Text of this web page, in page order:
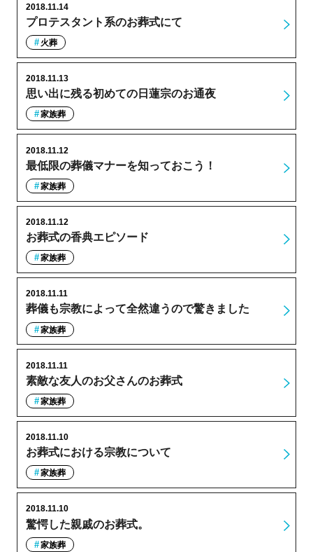
プロテスタント系のお葬式にて
2018.11.14
火葬
思い出に残る初めての日蓮宗のお通夜
2018.11.13
家族葬
最低限の葬儀マナーを知っておこう！
2018.11.12
家族葬
お葬式の香典エピソード
2018.11.12
家族葬
葬儀も宗教によって全然違うので驚きました
2018.11.11
家族葬
素敵な友人のお父さんのお葬式
2018.11.11
家族葬
お葬式における宗教について
2018.11.10
家族葬
驚愕した親戚のお葬式。
2018.11.10
家族葬